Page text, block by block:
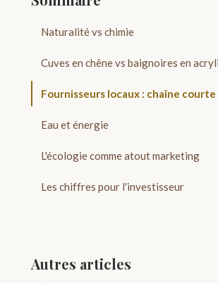
Naturalité vs chimie
Cuves en chêne vs baignoires en
Fournisseurs locaux : chaîne courte
Eau et énergie
L'écologie comme atout marketing
Les chiffres pour l'investisseur
Autres articles